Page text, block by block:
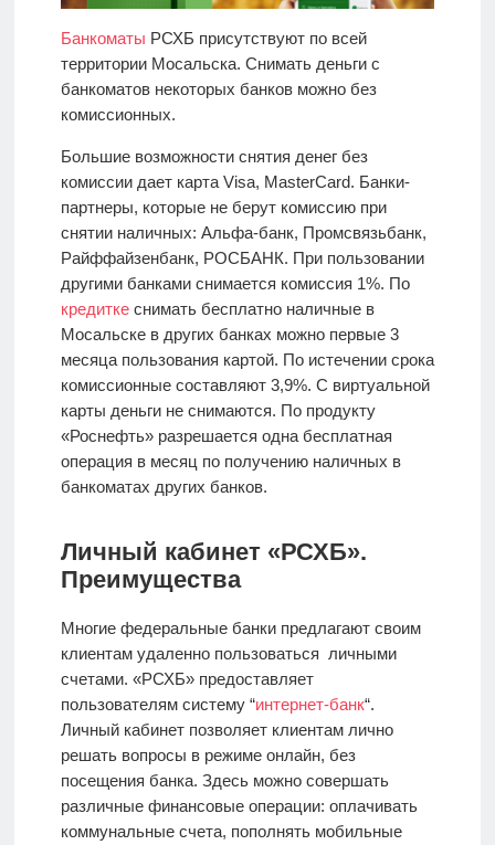
Банкоматы РСХБ присутствуют по всей
территории Мосальска. Снимать деньги с
банкоматов некоторых банков можно без
комиссионных.
Большие возможности снятия денег без
комиссии дает карта Visa, MasterCard. Банки-
партнеры, которые не берут комиссию при
снятии наличных: Альфа-банк, Промсвязьбанк,
Райффайзенбанк, РОСБАНК. При пользовании
другими банками снимается комиссия 1%. По
кредиткеснимать бесплатно наличные в
Мосальске в других банках можно первые 3
месяца пользования картой. По истечении срока
комиссионные составляют 3,9%. С виртуальной
карты деньги не снимаются. По продукту
«Роснефть» разрешается одна бесплатная
операция в месяц по получению наличных в
банкоматах других банков.
Личный кабинет «РСХБ».
Преимущества
Многие федеральные банки предлагают своим
клиентам удаленно пользоваться личными
счетами. «РСХБ» предоставляет
пользователям систему “интернет-банк“.
Личный кабинет позволяет клиентам лично
решать вопросы в режиме онлайн, без
посещения банка. Здесь можно совершать
различные финансовые операции: оплачивать
коммунальные счета, пополнять мобильные